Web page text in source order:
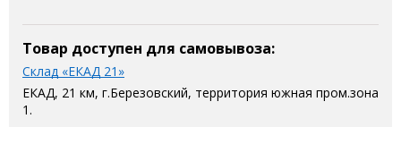
Товар доступен для самовывоза:
Склад «ЕКАД 21»
ЕКАД, 21 км, г.Березовский, территория южная пром.зона
1.